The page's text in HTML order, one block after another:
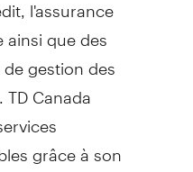
que des
gestion des
Canada
grâce à son